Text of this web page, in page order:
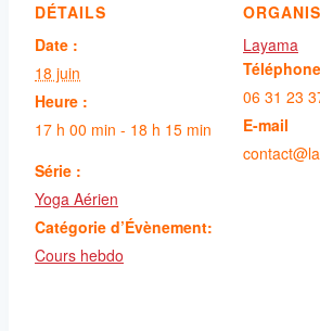
DÉTAILS
Date :
18 juin
Heure :
17 h 00 min - 18 h 15 min
Série :
Yoga Aérien
Catégorie d’Évènement:
Cours hebdo
Layama
Téléphone
06 31 23
E-mail